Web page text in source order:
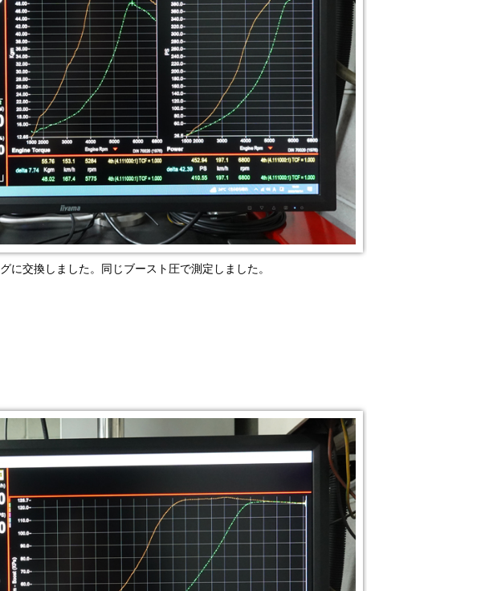
に交換しました。同じブースト圧で測定しました。